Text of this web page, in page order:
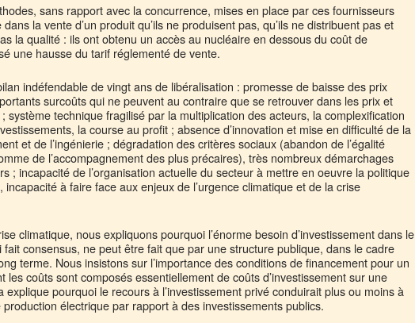
sans rapport avec la concurrence, mises en place par ces fournisseurs
la vente d’un produit qu’ils ne produisent pas, qu’ils ne distribuent pas et
la qualité : ils ont obtenu un accès au nucléaire en dessous du coût de
une hausse du tarif réglementé de vente.
indéfendable de vingt ans de libéralisation : promesse de baisse des prix
surcoûts qui ne peuvent au contraire que se retrouver dans les prix et
système technique fragilisé par la multiplication des acteurs, la complexification
la course au profit ; absence d’innovation et mise en difficulté de la
et de l’ingénierie ; dégradation des critères sociaux (abandon de l’égalité
de l’accompagnement des plus précaires), très nombreux démarchages
; incapacité de l’organisation actuelle du secteur à mettre en oeuvre la politique
à faire face aux enjeux de l’urgence climatique et de la crise
climatique, nous expliquons pourquoi l’énorme besoin d’investissement dans le
consensus, ne peut être fait que par une structure publique, dans le cadre
terme. Nous insistons sur l’importance des conditions de financement pour un
les coûts sont composés essentiellement de coûts d’investissement sur une
explique pourquoi le recours à l’investissement privé conduirait plus ou moins à
électrique par rapport à des investissements publics.